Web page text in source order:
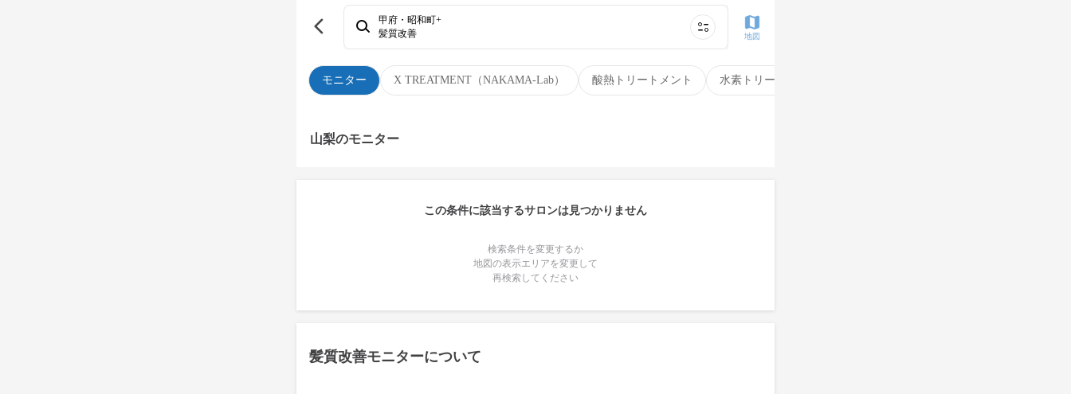
モニター X TREATMENT（NAKAMA-Lab） 酸熱トリートメント 水素トリートメント
甲府・昭和町+
髪質改善
地図
山梨のモニター
この条件に該当するサロンは見つかりません
検索条件を変更するか
地図の表示エリアを変更して
再検索してください
髪質改善モニターについて